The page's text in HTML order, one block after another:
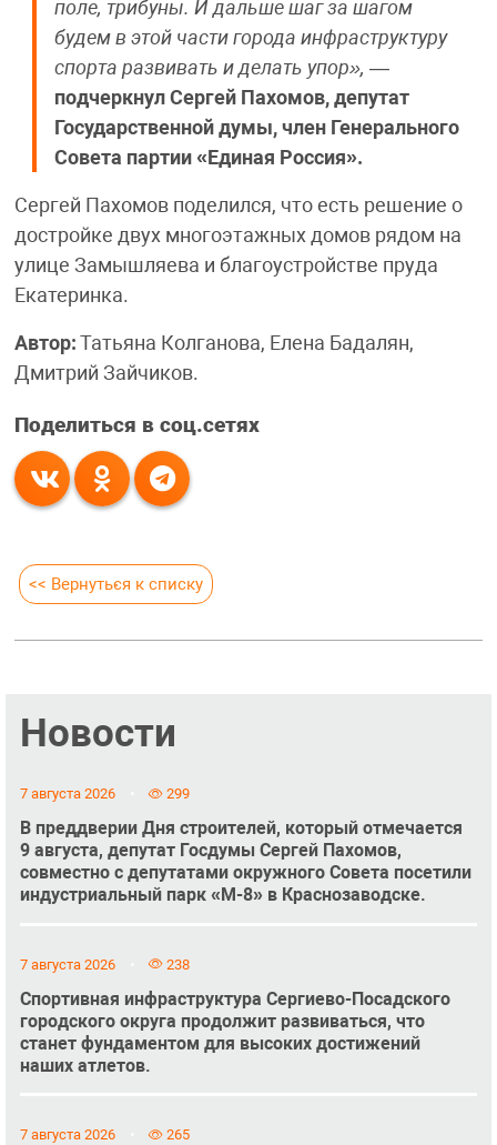
поле, трибуны. И дальше шаг за шагом
будем в этой части города инфраструктуру
спорта развивать и делать упор», —
подчеркнул Сергей Пахомов, депутат
Государственной думы, член Генерального
Совета партии «Единая Россия».
Сергей Пахомов поделился, что есть решение о
достройке двух многоэтажных домов рядом на
улице Замышляева и благоустройстве пруда
Екатеринка.
Автор:Татьяна Колганова, Елена Бадалян,
Дмитрий Зайчиков.
Поделиться в соц.сетях
<< Вернуться к списку
Новости
7 августа 2026 299
В преддверии Дня строителей, который отмечается
9 августа, депутат Госдумы Сергей Пахомов,
совместно с депутатами окружного Совета посетили
индустриальный парк «М-8» в Краснозаводске.
7 августа 2026 238
Спортивная инфраструктура Сергиево-Посадского
городского округа продолжит развиваться, что
станет фундаментом для высоких достижений
наших атлетов.
7 августа 2026 265